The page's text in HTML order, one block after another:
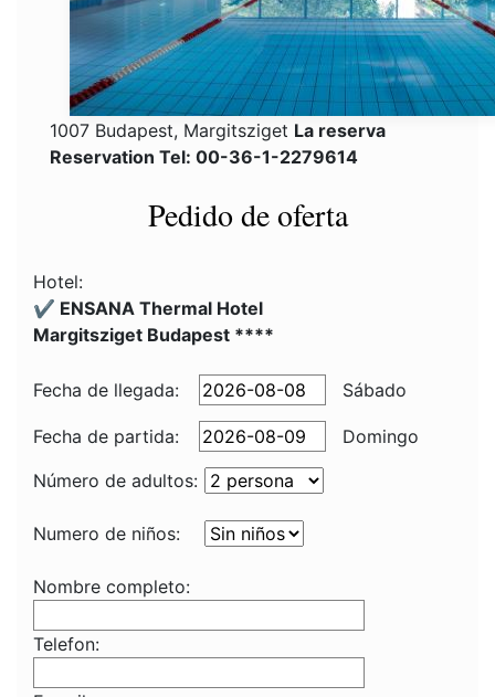
1007 Budapest, Margitsziget La reserva
Reservation Tel: 00-36-1-2279614
Pedido de oferta
Hotel:
✔️ ENSANA Thermal Hotel
Margitsziget Budapest ****
Fecha de llegada: Sábado
Fecha de partida:
Domingo
Número de adultos:
Numero de niños:
Nombre completo:
Telefon: